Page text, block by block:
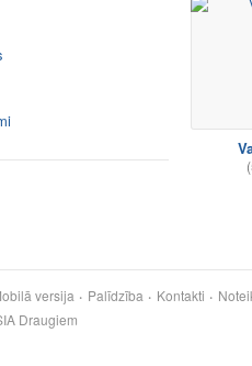
versija Palīdzība Kontakti
Draugiem